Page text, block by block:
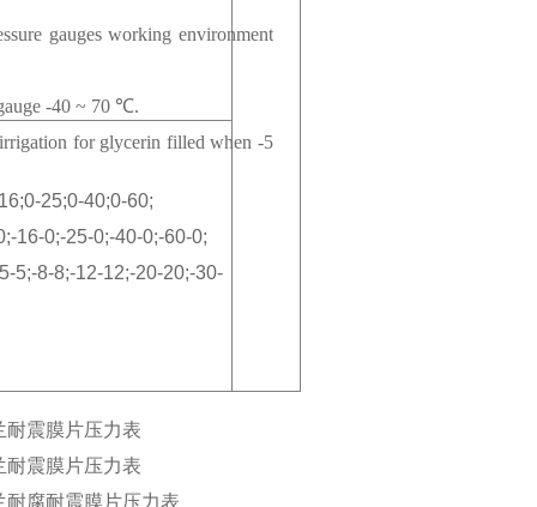
25;0-40;0-60;
16-0;-25-0;-40-0;-60-0;
5;-8-8;-12-12;-20-20;-30-
gauges working environment
-40 ~ 70 ℃.
irrigation for glycerin filled when -5
耐震膜片压力表
耐震膜片压力表
耐腐耐震膜片压力表